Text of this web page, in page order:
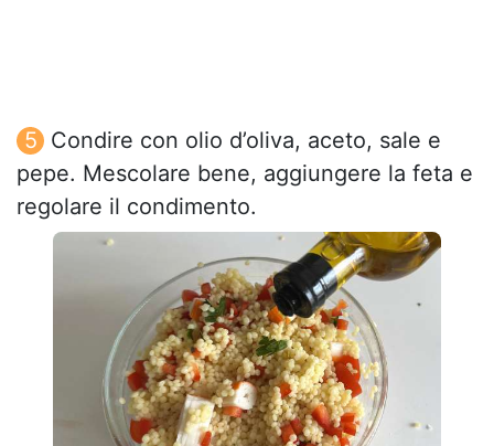
Condire con olio d’oliva, aceto, sale e
pepe. Mescolare bene, aggiungere la feta e
regolare il condimento.